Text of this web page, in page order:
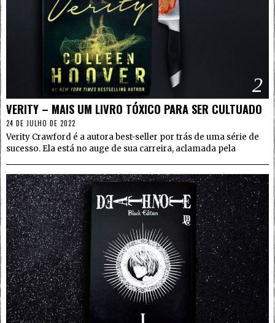
2
VERITY – MAIS UM LIVRO TÓXICO PARA SER CULTUADO
24 DE JULHO DE 2022
Verity Crawford é a autora best-seller por trás de uma série de
sucesso. Ela está no auge de sua carreira, aclamada pela